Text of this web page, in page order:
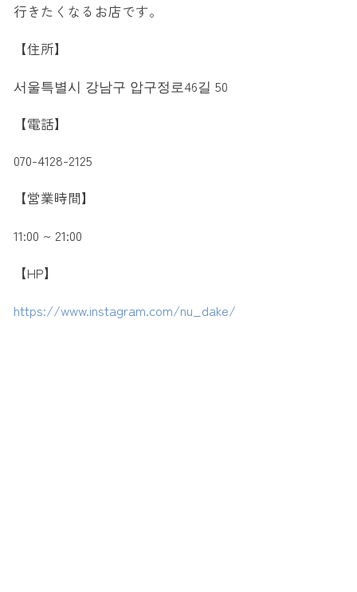
行きたくなるお店です。
【住所】
서울특별시 강남구 압구정로46길 50
【電話】
070-4128-2125
【営業時間】
11:00 ~ 21:00
【HP】
https://www.instagram.com/nu_dake/